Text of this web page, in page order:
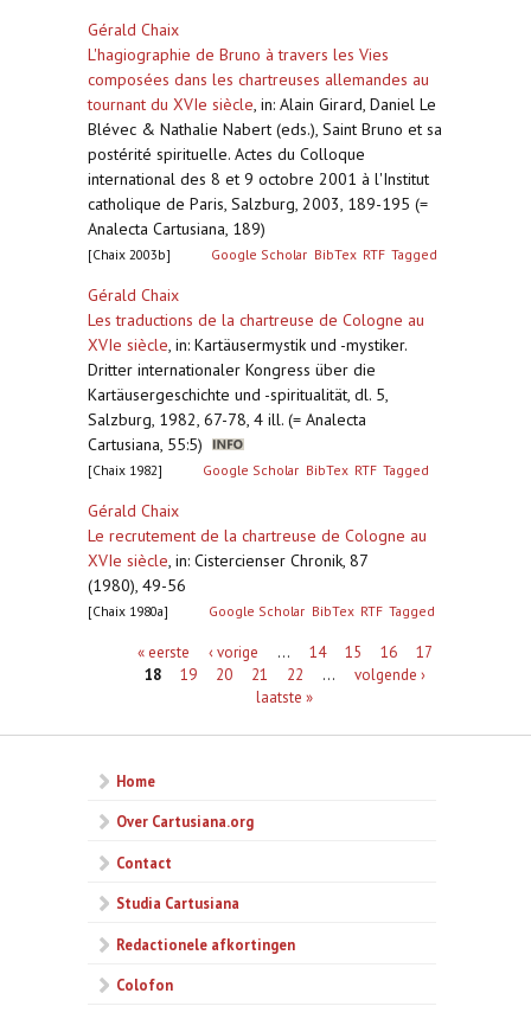
Gérald Chaix
L'hagiographie de Bruno à travers les Vies
composées dans les chartreuses allemandes au
tournant du XVIe siècle, in: Alain Girard, Daniel Le
Blévec & Nathalie Nabert (eds.), Saint Bruno et sa
postérité spirituelle. Actes du Colloque
international des 8 et 9 octobre 2001 à l'Institut
catholique de Paris, Salzburg, 2003, 189-195 (=
Analecta Cartusiana, 189)
[Chaix 2003b] Google Scholar BibTex RTF Tagged
Gérald Chaix
Les traductions de la chartreuse de Cologne au
XVIe siècle, in: Kartäusermystik und -mystiker.
Dritter internationaler Kongress über die
Kartäusergeschichte und -spiritualität, dl. 5,
Salzburg, 1982, 67-78, 4 ill. (= Analecta
Cartusiana, 55:5)
[Chaix 1982] Google Scholar BibTex RTF Tagged
Gérald Chaix
Le recrutement de la chartreuse de Cologne au
XVIe siècle, in: Cistercienser Chronik, 87
(1980), 49-56
[Chaix 1980a] Google Scholar BibTex RTF Tagged
Pagina's« eerste ‹ vorige … 14 15 16
17
18
19 20 21 22 …
volgende ›
laatste »
Home
Over Cartusiana.org
Contact
Studia Cartusiana
Redactionele afkortingen
Colofon